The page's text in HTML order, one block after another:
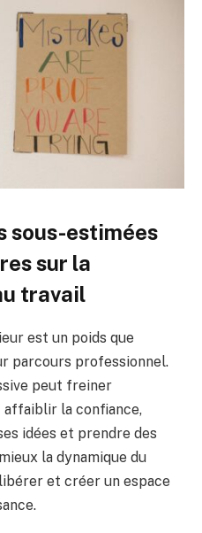
sous-estimées
sur la
travail
est un poids que
parcours professionnel.
peut freiner
affaiblir la confiance,
idées et prendre des
la dynamique du
et créer un espace